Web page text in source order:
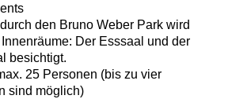
den Bruno Weber Park wird
Der Esssaal und der
besichtigt.
25 Personen (bis zu vier
sind möglich)